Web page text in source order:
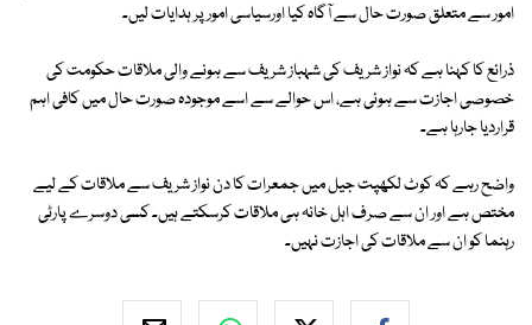
امور سے متعلق صورت حال سے آگاہ کیا اورسیاسی امور پر ہدایات لیں۔
ذرائع کا کہنا ہے کہ نواز شریف کی شہباز شریف سے ہونے والی ملاقات حکومت کی
خصوصی اجازت سے ہوئی ہے، اس حوالے سے اسے موجودہ صورت حال میں کافی اہم
قراردیا جارہا ہے۔
واضح رہے کہ کوٹ لکھپت جیل میں جمعرات کا دن نواز شریف سے ملاقات کے لیے
مختص ہے اور ان سے صرف اہل خانہ ہی ملاقات کرسکتے ہیں۔ کسی دوسرے پارٹی
رہنما کو ان سے ملاقات کی اجازت نہیں۔